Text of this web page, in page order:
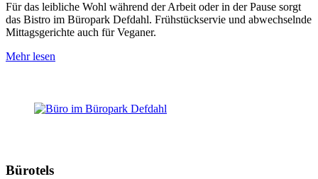
Für das leibliche Wohl während der Arbeit oder in der Pause sorgt
das Bistro im Büropark Defdahl. Frühstückservie und abwechselnde
Mittagsgerichte auch für Veganer.
Mehr lesen
Bürotels